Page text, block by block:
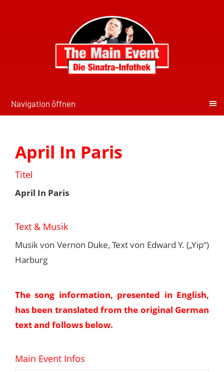
Navigation öffnen
April In Paris
Titel
April In Paris
Text & Musik
Musik von Vernon Duke, Text von Edward Y. („Yip“)
Harburg
The song information, presented in English,
has been translated from the original German
text and follows below.
Main Event Infos